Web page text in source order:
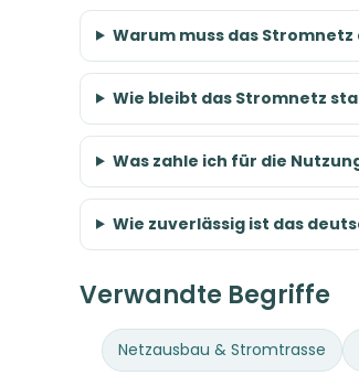
Warum muss das
Wie bleibt das Stromnetz
Was zahle ich für die
Wie zuverlässig ist das
Verwandte Begriffe
Netzausbau & Stromtrasse